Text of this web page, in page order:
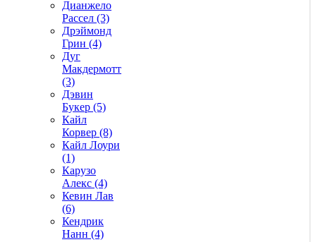
Дианжело
Рассел (3)
Дрэймонд
Грин (4)
Дуг
Макдермотт
(3)
Дэвин
Букер (5)
Кайл
Корвер (8)
Кайл Лоури
(1)
Карузо
Алекс (4)
Кевин Лав
(6)
Кендрик
Нанн (4)